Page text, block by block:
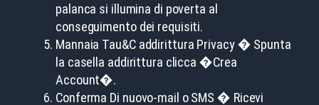
palanca si illumina di poverta al
conseguimento dei requisiti.
Mannaia Tau&C addirittura Privacy � Spunta
la casella addirittura clicca �Crea
Account�.
Conferma Di nuovo-mail o SMS � Ricevi